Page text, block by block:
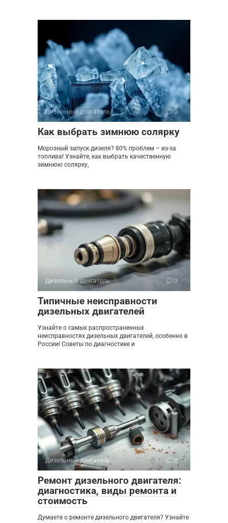
Дизельный двигатель 0
Как выбрать зимнюю солярку
Морозный запуск дизеля? 80% проблем – из-за
топлива! Узнайте, как выбрать качественную
зимнюю солярку,
Дизельный двигатель 0
Типичные неисправности
дизельных двигателей
Узнайте о самых распространенных
неисправностях дизельных двигателей, особенно в
России! Советы по диагностике и
Дизельный двигатель 0
Ремонт дизельного двигателя:
диагностика, виды ремонта и
стоимость
Думаете о ремонте дизельного двигателя? Узнайте